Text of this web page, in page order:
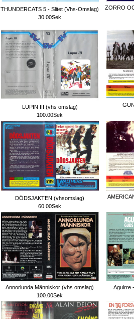
THUNDERCATS 5 - Slitet (Vhs-Omslag)
30.00Sek
ZORRO
LUPIN III (vhs omslag)
100.00Sek
DÖDSJAKTEN (vhsomslag)
60.00Sek
Annorlunda Människor (vhs omslag)
100.00Sek
Aguirre